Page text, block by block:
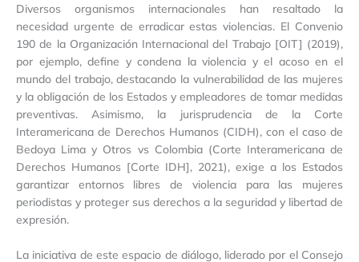
Diversos organismos internacionales han resaltado la
necesidad urgente de erradicar estas violencias. El Convenio
190 de la Organización Internacional del Trabajo [OIT] (2019),
por ejemplo, define y condena la violencia y el acoso en el
mundo del trabajo, destacando la vulnerabilidad de las mujeres
y la obligación de los Estados y empleadores de tomar medidas
preventivas. Asimismo, la jurisprudencia de la Corte
Interamericana de Derechos Humanos (CIDH), con el caso de
Bedoya Lima y Otros vs Colombia (Corte Interamericana de
Derechos Humanos [Corte IDH], 2021), exige a los Estados
garantizar entornos libres de violencia para las mujeres
periodistas y proteger sus derechos a la seguridad y libertad de
expresión.
La iniciativa de este espacio de diálogo, liderado por el Consejo